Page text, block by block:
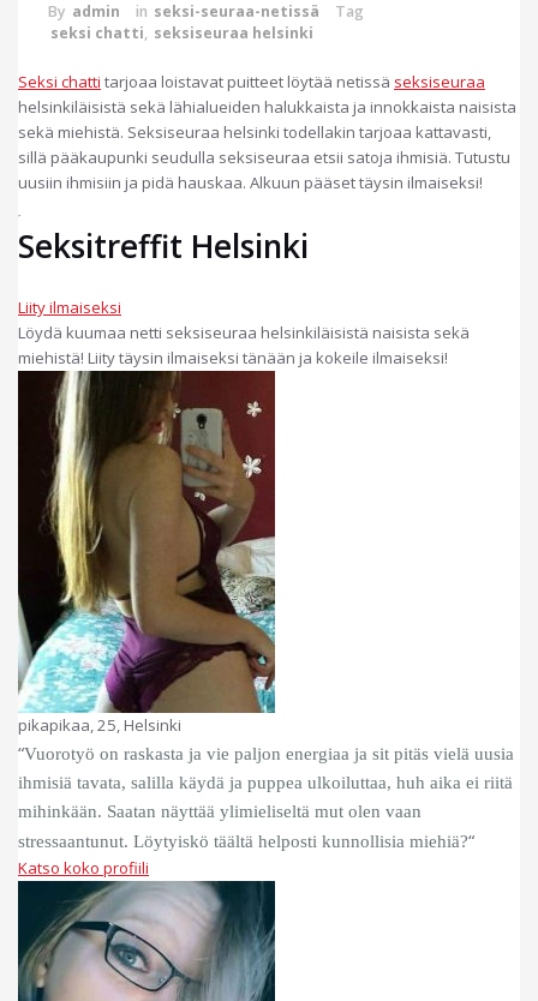
By admin in seksi-seuraa-netissä
Tag
seksi chatti, seksiseuraa helsinki
Seksi chatti tarjoaa loistavat puitteet löytää netissä seksiseuraa
helsinkiläisistä sekä lähialueiden halukkaista ja innokkaista naisista
sekä miehistä. Seksiseuraa helsinki todellakin tarjoaa kattavasti,
sillä pääkaupunki seudulla seksiseuraa etsii satoja ihmisiä. Tutustu
uusiin ihmisiin ja pidä hauskaa. Alkuun pääset täysin ilmaiseksi!
Seksitreffit Helsinki
Liity ilmaiseksi
Löydä kuumaa netti seksiseuraa helsinkiläisistä naisista sekä
miehistä! Liity täysin ilmaiseksi tänään ja kokeile ilmaiseksi!
pikapikaa, 25, Helsinki
“Vuorotyö on raskasta ja vie paljon energiaa ja sit pitäs vielä uusia
ihmisiä tavata, salilla käydä ja puppea ulkoiluttaa, huh aika ei riitä
mihinkään. Saatan näyttää ylimieliseltä mut olen vaan
stressaantunut. Löytyiskö täältä helposti kunnollisia miehiä?“
Katso koko profiili